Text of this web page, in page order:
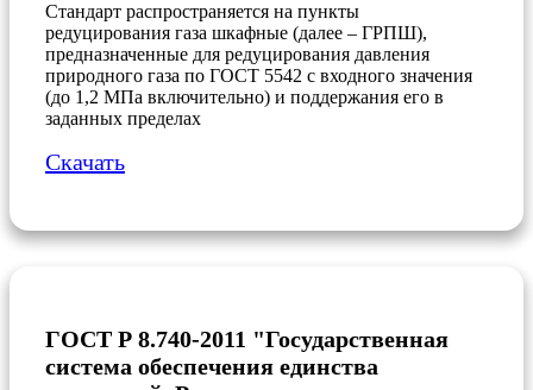
Стандарт распространяется на пункты
редуцирования газа шкафные (далее – ГРПШ),
предназначенные для редуцирования давления
природного газа по ГОСТ 5542 с входного значения
(до 1,2 МПа включительно) и поддержания его в
заданных пределах
Скачать
ГОСТ Р 8.740-2011 "Государственная
система обеспечения единства